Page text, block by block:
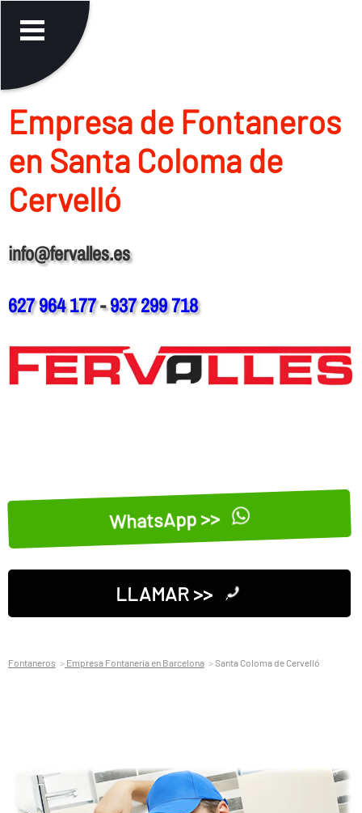
Empresa de Fontaneros
en Santa Coloma de
Cervelló
info@fervalles.es
627 964 177-937 299 718
WhatsApp >>
LLAMAR >>
Fontaneros Empresa Fontaneria en Barcelona Santa Coloma de Cervelló